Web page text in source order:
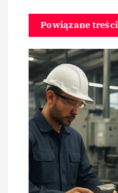
a
w
p
s
u
Powiązane treści